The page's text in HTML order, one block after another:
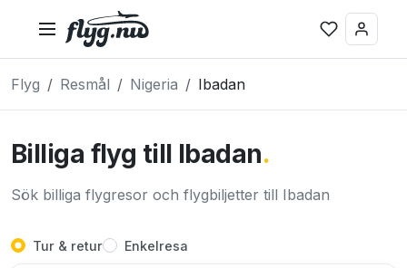
Flyg Resmål Nigeria Ibadan
Billiga flyg till Ibadan.
Sök billiga flygresor och flygbiljetter till Ibadan
Tur & retur Enkelresa